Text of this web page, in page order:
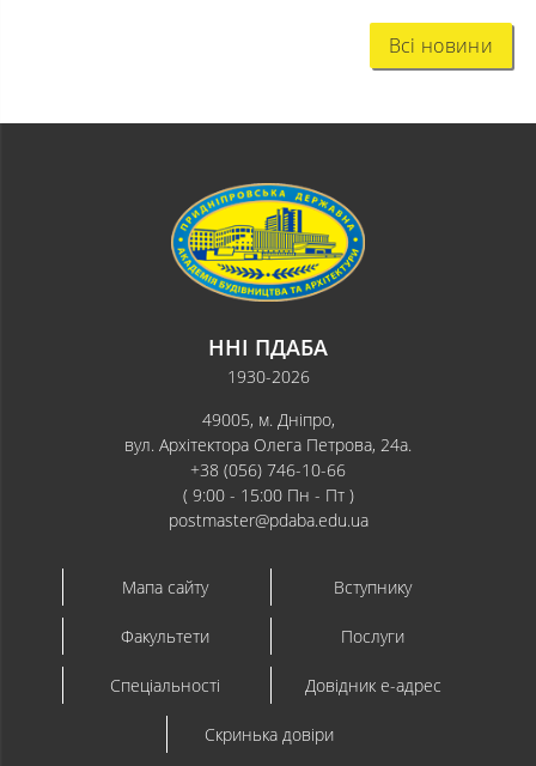
Всі новини
ННІ ПДАБА
1930-2026
49005, м. Дніпро,
вул. Архітектора Олега Петрова, 24а.
+38 (056) 746-10-66
( 9:00 - 15:00 Пн - Пт )
postmaster@pdaba.edu.ua
Мапа сайту Вступнику
Факультети Послуги
Спеціальності Довідник e-адрес
Скринька довіри